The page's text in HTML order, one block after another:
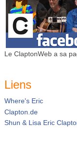
Le ClaptonWeb a sa
Liens
Where's Eric
Clapton.de
Shun & Lisa Eric